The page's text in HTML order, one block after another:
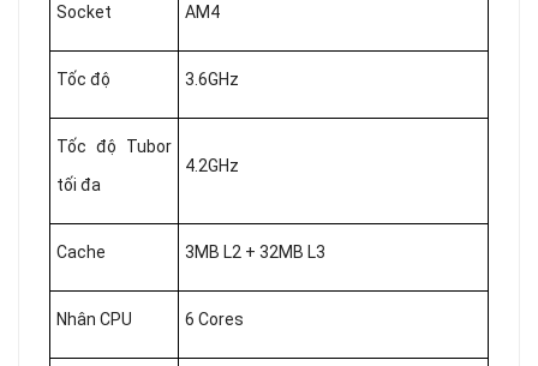
Socket AM4
Tốc độ 3.6GHz
Tốc độ Tubor
tối đa
4.2GHz
Cache 3MB L2 + 32MB L3
Nhân CPU 6 Cores